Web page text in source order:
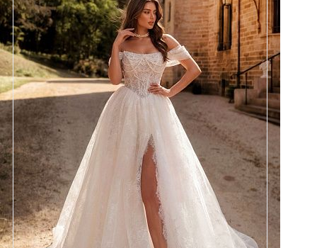
Размеры
42, 44, 46, 48, 50, 52, 54, 56,
Цвет
Айвори
Силуэт
Пышный
Кружево
Жемчуг
Юбка
Европейка без еврофатина +